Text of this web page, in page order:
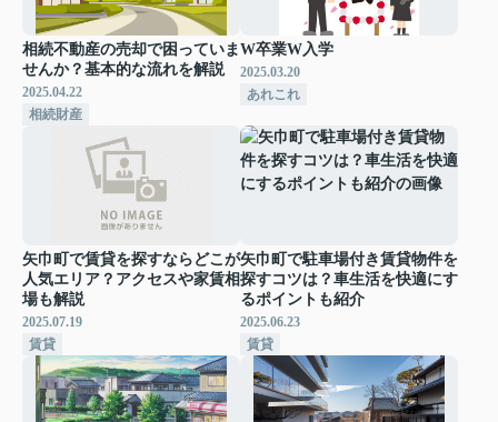
相続不動産の売却で困っていま
せんか？基本的な流れを解説
2025.04.22
相続財産
W卒業W入学
2025.03.20
あれこれ
矢巾町で賃貸を探すならどこが
人気エリア？アクセスや家賃相
場も解説
2025.07.19
賃貸
矢巾町で駐車場付き賃貸物件を
探すコツは？車生活を快適にす
るポイントも紹介
2025.06.23
賃貸